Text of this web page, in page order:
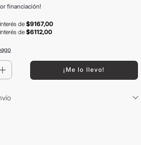
financiación!
de $9167,00
de $6112,00
¡Me lo llevo!